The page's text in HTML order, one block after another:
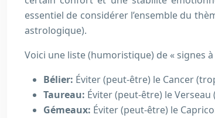
essentiel de considérer l’ensemble du
astrologique).
Voici une liste (humoristique) de « signes
Bélier: Éviter (peut-être) le Cancer
Taureau: Éviter (peut-être) le
Gémeaux: Éviter (peut-être) le